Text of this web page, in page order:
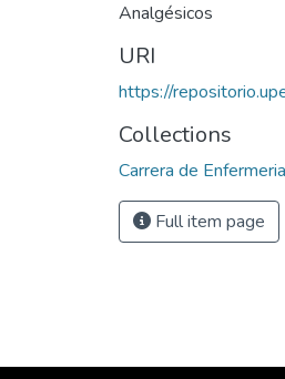
Analgésicos
URI
https://
Collections
Carrera de
Full item page